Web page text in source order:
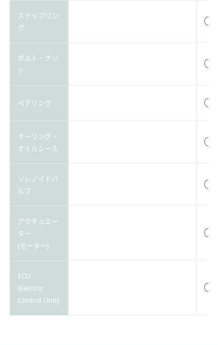
スナップリン
グ
○
ボルト・ナッ
ト
○
ベアリング ○
オーリング・
オイルシール
○
ソレノイドバ
ルブ
○
アクチュエー
ター
(モーター)
○
ECU
(Electric
Control Unit)
○